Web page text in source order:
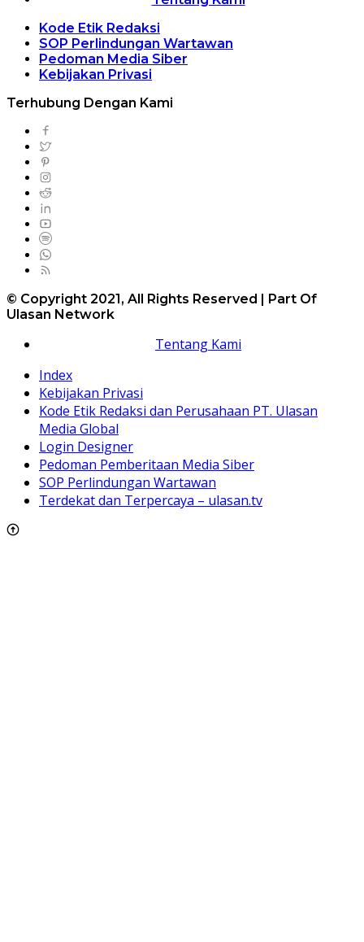
Kode Etik Redaksi
SOP Perlindungan Wartawan
Pedoman Media Siber
Kebijakan Privasi
Terhubung Dengan Kami
© Copyright 2021, All Rights Reserved | Part Of
Ulasan Network
Tentang Kami
Index
Kebijakan Privasi
Kode Etik Redaksi dan Perusahaan PT. Ulasan
Media Global
Login Designer
Pedoman Pemberitaan Media Siber
SOP Perlindungan Wartawan
Terdekat dan Terpercaya – ulasan.tv